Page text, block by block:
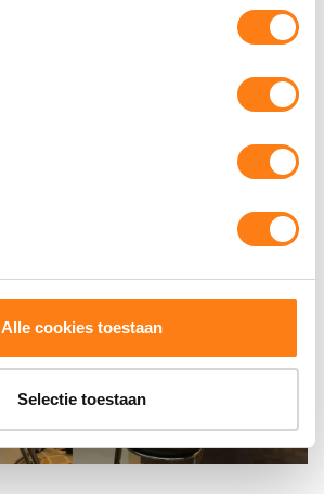
Alle cookies toestaan
Selectie toestaan